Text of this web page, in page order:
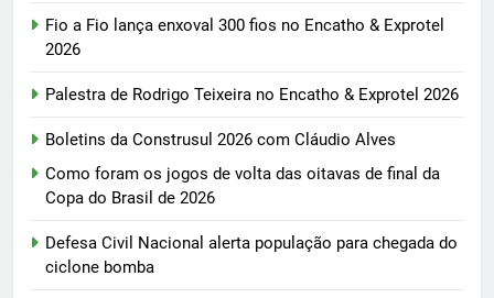
Fio a Fio lança enxoval 300 fios no Encatho & Exprotel
2026
Palestra de Rodrigo Teixeira no Encatho & Exprotel 2026
Boletins da Construsul 2026 com Cláudio Alves
Como foram os jogos de volta das oitavas de final da
Copa do Brasil de 2026
Defesa Civil Nacional alerta população para chegada do
ciclone bomba